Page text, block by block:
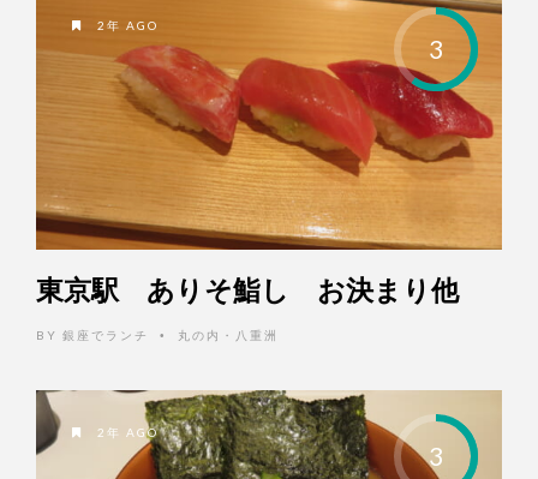
3
2年 AGO
東京駅 ありそ鮨し お決まり他
BY 銀座でランチ • 丸の内・八重洲
3
2年 AGO